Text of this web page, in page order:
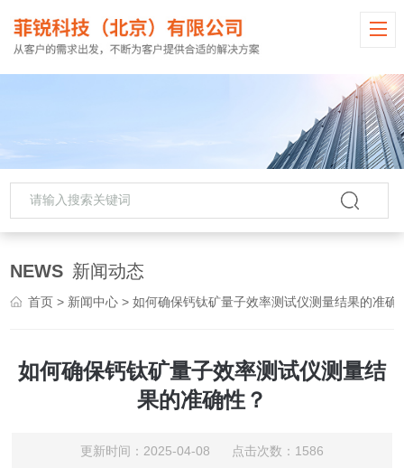
NEWS 新闻动态
首页 > 新闻中心 > 如何确保钙钛矿量子效率测试仪测量结果的准确性？
如何确保钙钛矿量子效率测试仪测量结
果的准确性？
更新时间：2025-04-08 点击次数：1586